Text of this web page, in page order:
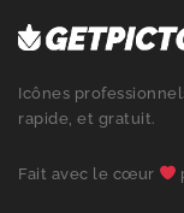
Icônes
rapide, et gratuit.
Fait avec le cœur